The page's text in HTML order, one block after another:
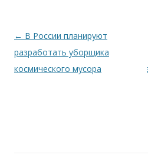
Навигация по записям
← В России планируют
разработать уборщика
космического мусора